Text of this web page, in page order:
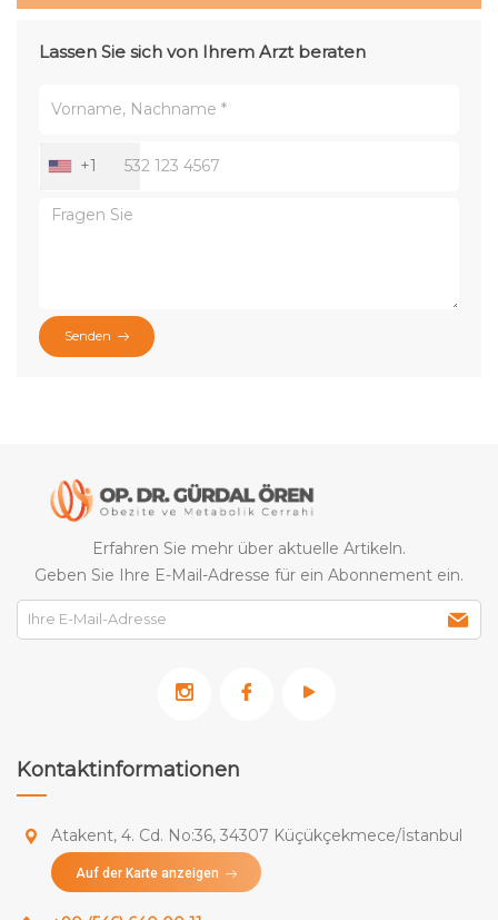
Lassen Sie sich von Ihrem Arzt beraten
+1
Senden
Erfahren Sie mehr über aktuelle Artikeln.
Geben Sie Ihre E-Mail-Adresse für ein Abonnement ein.
Kontaktinformationen
Atakent, 4. Cd. No:36, 34307 Küçükçekmece/İstanbul
Auf der Karte anzeigen